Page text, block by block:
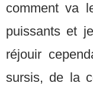
comment va
puissants et
réjouir
sursis, de la